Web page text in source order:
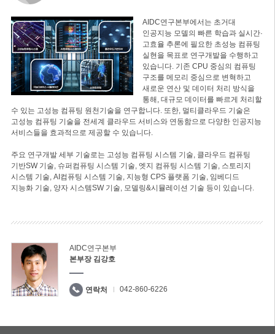
AIDC연구본부에서는 초거대
인공지능 모델의 빠른 학습과 실시간·
고효율 추론에 필요한 초성능 컴퓨팅
실현을 목표로 연구개발을 수행하고
있습니다. 기존 CPU 중심의 컴퓨팅
구조를 메모리 중심으로 변혁하고
새로운 연산 및 데이터 처리 방식을
통해, 대규모 데이터를 빠르게 처리할
수 있는 고성능 컴퓨팅 원천기술을 연구합니다. 또한, 멀티클라우드 기술은
고성능 컴퓨팅 기술을 전세계 클라우드 서비스와 연동함으로 다양한 인공지능
서비스들을 효과적으로 제공할 수 있습니다.
주요 연구개발 세부 기술로는 고성능 컴퓨팅 시스템 기술, 클라우드 컴퓨팅
기반SW 기술, 슈퍼컴퓨팅 시스템 기술, 엣지 컴퓨팅 시스템 기술, 스토리지
시스템 기술, AI컴퓨팅 시스템 기술, 지능형 CPS 플랫폼 기술, 임베디드
지능화 기술, 양자 시스템SW 기술, 모델링&시뮬레이션 기술 등이 있습니다.
AIDC연구본부
본부장 김강호
연락처 042-860-6226